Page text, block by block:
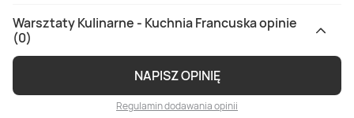
Warsztaty Kulinarne - Kuchnia Francuska opinie
(0)
NAPISZ OPINIĘ
Regulamin dodawania opinii